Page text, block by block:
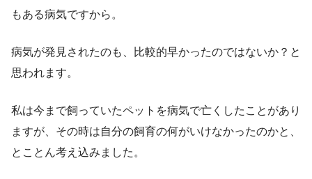
もある病気ですから。
病気が発見されたのも、比較的早かったのではないか？と
思われます。
私は今まで飼っていたペットを病気で亡くしたことがあり
ますが、その時は自分の飼育の何がいけなかったのかと、
とことん考え込みました。